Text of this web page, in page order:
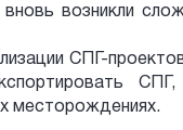
возникли
СПГ-
месторождениях.